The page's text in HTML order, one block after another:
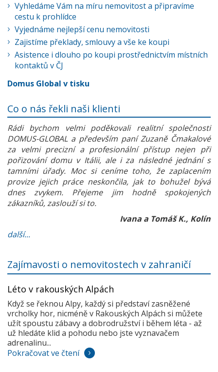
Vyhledáme Vám na míru nemovitost a připravíme
cestu k prohlídce
Vyjednáme nejlepší cenu nemovitosti
Zajistíme překlady, smlouvy a vše ke koupi
Asistence i dlouho po koupi prostřednictvím místních
kontaktů v ČJ
Domus Global v tisku
Co o nás řekli naši klienti
Rádi bychom velmi poděkovali realitní společnosti
DOMUS-GLOBAL a především paní Zuzaně Čmakalové
za velmi precizní a profesionální přístup nejen při
pořizování domu v Itálii, ale i za následné jednání s
tamními úřady. Moc si ceníme toho, že zaplacením
provize jejich práce neskončila, jak to bohužel bývá
dnes zvykem. Přejeme jim hodně spokojených
zákazníků, zaslouží si to.
Ivana a Tomáš K., Kolín
další...
Zajímavosti o nemovitostech v zahraničí
Léto v rakouských Alpách
Když se řeknou Alpy, každý si představí zasněžené
vrcholky hor, nicméně v Rakouských Alpách si můžete
užít spoustu zábavy a dobrodružství i během léta - až
už hledáte klid a pohodu nebo jste vyznavačem
adrenalinu...
Pokračovat ve čtení